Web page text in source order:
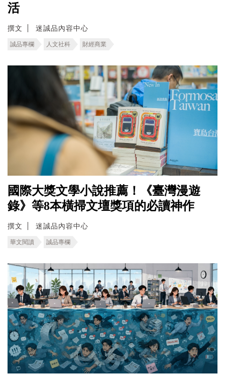
活
撰文 迷誠品內容中心
誠品專欄 人文社科 財經商業
國際大獎文學小說推薦！《臺灣漫遊
錄》等8本橫掃文壇獎項的必讀神作
撰文 迷誠品內容中心
華文閱讀 誠品專欄